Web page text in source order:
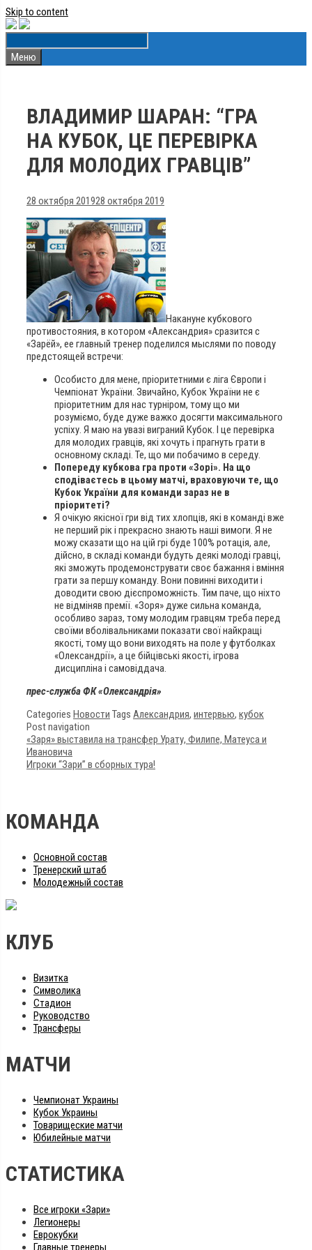
Skip to content
Меню
ВЛАДИМИР ШАРАН: “ГРА
НА КУБОК, ЦЕ ПЕРЕВІРКА
ДЛЯ МОЛОДИХ ГРАВЦІВ”
28 октября 201928 октября 2019
Накануне кубкового
противостояния, в котором «Александрия» сразится с
«Зарёй», ее главный тренер поделился мыслями по поводу
предстоящей встречи:
Особисто для мене, пріоритетними є ліга Європи і
Чемпіонат України. Звичайно, Кубок України не є
пріоритетним для нас турніром, тому що ми
розуміємо, буде дуже важко досягти максимального
успіху. Я маю на увазі виграний Кубок. І це перевірка
для молодих гравців, які хочуть і прагнуть грати в
основному складі. Те, що ми побачимо в середу.
Попереду кубкова гра проти «Зорі». На що
сподіваєтесь в цьому матчі, враховуючи те, що
Кубок України для команди зараз не в
пріоритеті?
Я очікую якісної гри від тих хлопців, які в команді вже
не перший рік і прекрасно знають наші вимоги. Я не
можу сказати що на цій грі буде 100% ротація, але,
дійсно, в складі команди будуть деякі молоді гравці,
які зможуть продемонструвати своє бажання і вміння
грати за першу команду. Вони повинні виходити і
доводити свою дієспроможність. Тим паче, що ніхто
не відміняв премії. «Зоря» дуже сильна команда,
особливо зараз, тому молодим гравцям треба перед
своїми вболівальниками показати свої найкращі
якості, тому що вони виходять на поле у футболках
«Олександрії», а це бійцівські якості, ігрова
дисципліна і самовіддача.
прес-служба ФК «Олександрія»
Categories Новости Tags Александрия, интервью, кубок
Post navigation
«Заря» выставила на трансфер Урату, Филипе, Матеуса и
Ивановича
Игроки “Зари” в сборных тура!
КОМАНДА
Основной состав
Тренерский штаб
Молодежный состав
КЛУБ
Визитка
Символика
Стадион
Руководство
Трансферы
МАТЧИ
Чемпионат Украины
Кубок Украины
Товарищеские матчи
Юбилейные матчи
СТАТИСТИКА
Все игроки «Зари»
Легионеры
Еврокубки
Главные тренеры